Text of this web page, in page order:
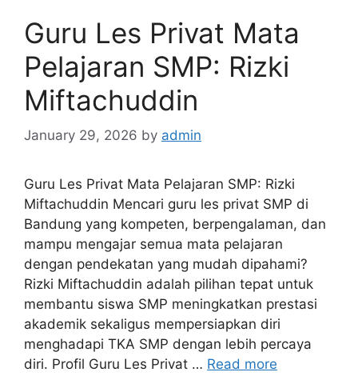
Guru Les Privat Mata
Pelajaran SMP: Rizki
Miftachuddin
January 29, 2026 by admin
Guru Les Privat Mata Pelajaran SMP: Rizki
Miftachuddin Mencari guru les privat SMP di
Bandung yang kompeten, berpengalaman, dan
mampu mengajar semua mata pelajaran
dengan pendekatan yang mudah dipahami?
Rizki Miftachuddin adalah pilihan tepat untuk
membantu siswa SMP meningkatkan prestasi
akademik sekaligus mempersiapkan diri
menghadapi TKA SMP dengan lebih percaya
diri. Profil Guru Les Privat … Read more